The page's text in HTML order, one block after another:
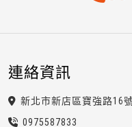
連絡資訊
新北市新店區寶強路16
0975587833